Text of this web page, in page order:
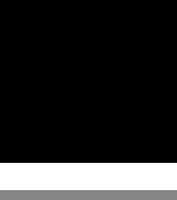
20 Jahren glänzen